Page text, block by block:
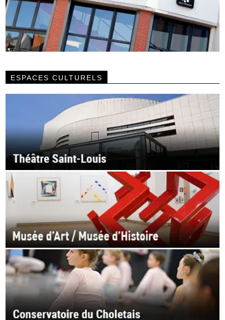
ESPACES CULTURELS